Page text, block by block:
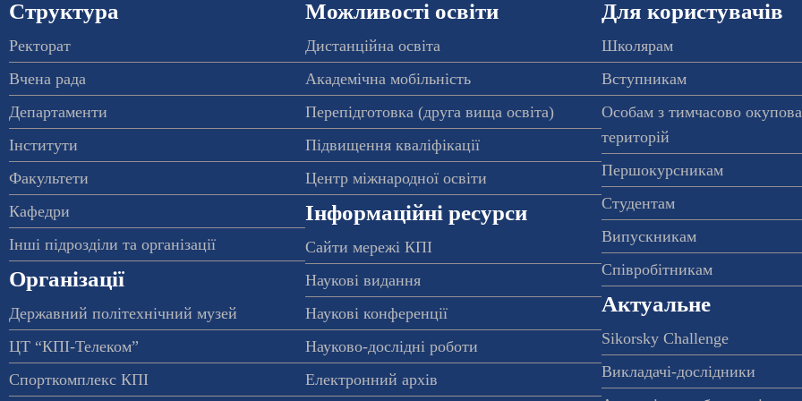
Структура
Ректорат
Вчена рада
Департаменти
Інститути
Факультети
Кафедри
Інші підрозділи та організації
Організації
Державний політехнічний музей
ЦТ “КПІ-Телеком”
Спорткомплекс КПІ
Можливості освіти
Дистанційна освіта
Академічна мобільність
Перепідготовка (друга вища освіта)
Підвищення кваліфікації
Центр міжнародної освіти
Інформаційні ресурси
Сайти мережі КПІ
Наукові видання
Наукові конференції
Науково-дослідні роботи
Електронний архів
Для користувачів
Школярам
Вступникам
Особам з тимчасово
територій
Першокурсникам
Студентам
Випускникам
Співробітникам
Актуальне
Sikorsky Challenge
Викладачі-дослідники